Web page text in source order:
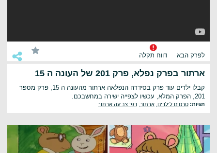
לפרק הבא דווח תקלה
ארתור בפרק נפלא, פרק 201 של העונה ה 15
קבלו ילדים עוד פרק בסידרה הנפלאה ארתור מהעונה ה 15, פרק מספר
201, הפרק המלא, עכשיו לצפייה ישירה במחשבכם.
תגיות: סרטים לילדים ארתור דפי צביעה ארתור